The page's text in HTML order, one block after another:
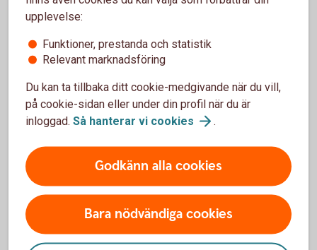
konsumentverkets
Hjälp med skuldsanering går att få hos
Kronofogden
Vilka utgifter har du?
Med Utgiftskollen håller du enkelt koll på utgifterna
och får en bra kontoöversikt. Aktivera funktionen i
vår app och kom igång.
Få koll på dina köp medUtgiftskollen
upplevelse:
Funktioner, prestanda och statistik
Relevant marknadsföring
Du kan ta tillbaka ditt cookie-medgivande när du vill,
på cookie-sidan eller under din profil när du är
inloggad. Så hanterar vi cookies .
Godkänn alla cookies
Bara nödvändiga cookies